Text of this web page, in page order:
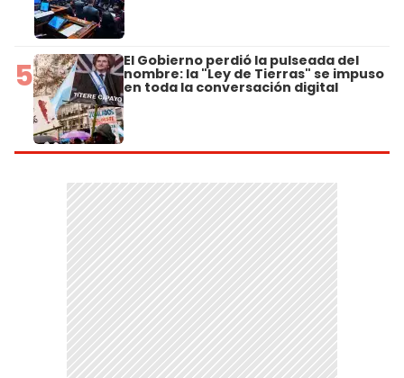
5 El Gobierno perdió la pulseada del
nombre: la "Ley de Tierras" se impuso
en toda la conversación digital